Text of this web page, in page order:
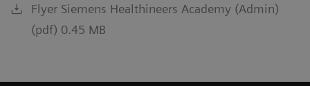
Flyer Siemens Healthineers Academy (Admin)
(pdf) 0.45 MB